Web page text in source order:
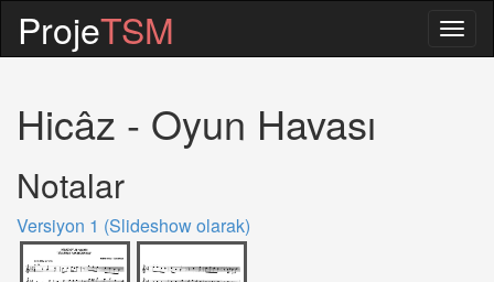
ProjeTSM
Hicâz - Oyun Havası
Notalar
Versiyon 1 (Slideshow olarak)